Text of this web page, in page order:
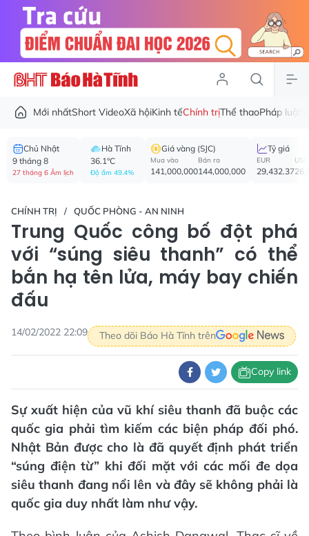
Mới nhấtShort VideoXã hộiKinh tếChính trịThể thaoPháp luật
Chủ Nhật
9 tháng 8
27 tháng 6 Âm lịch
Hà Tĩnh
36.1°C
Độ ẩm 49.4%
Giá vàng (SJC)
Mua vào
141,000,000
Bán ra
144,000,000
Tỷ giá
EUR
29,432.37
USD
CHÍNH TRỊ QUỐC PHÒNG - AN NINH
Trung Quốc công bố đột phá
với “súng siêu thanh” có thể
bắn hạ tên lửa, máy bay chiến
đấu
14/02/2022 22:09 Theo dõi Báo Hà Tĩnh trên
Copy link
Sự xuất hiện của vũ khí siêu thanh đã buộc các
quốc gia phải tìm kiếm các biện pháp đối phó.
Nhật Bản được cho là đã quyết định phát triển
“súng điện từ” khi đối mặt với các mối đe dọa
siêu thanh đang nổi lên và đây sẽ không phải là
quốc gia duy nhất làm như vậy.